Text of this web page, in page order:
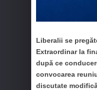
Liberalii se
Extraordinar la
după ce
convocarea
discutate